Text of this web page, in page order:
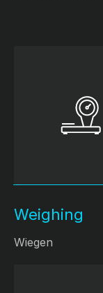
Weighing
Wiegen